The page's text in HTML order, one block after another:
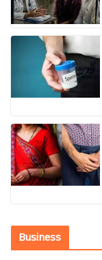
Business